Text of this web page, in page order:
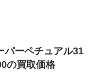
パーペチュアル31
の買取価格